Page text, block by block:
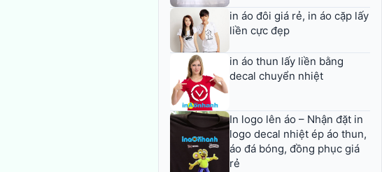
in áo đôi giá rẻ, in áo cặp lấy
liền cực đẹp
in áo thun lấy liền bằng
decal chuyển nhiệt
In logo lên áo – Nhận đặt in
logo decal nhiệt ép áo thun,
áo đá bóng, đồng phục giá
rẻ